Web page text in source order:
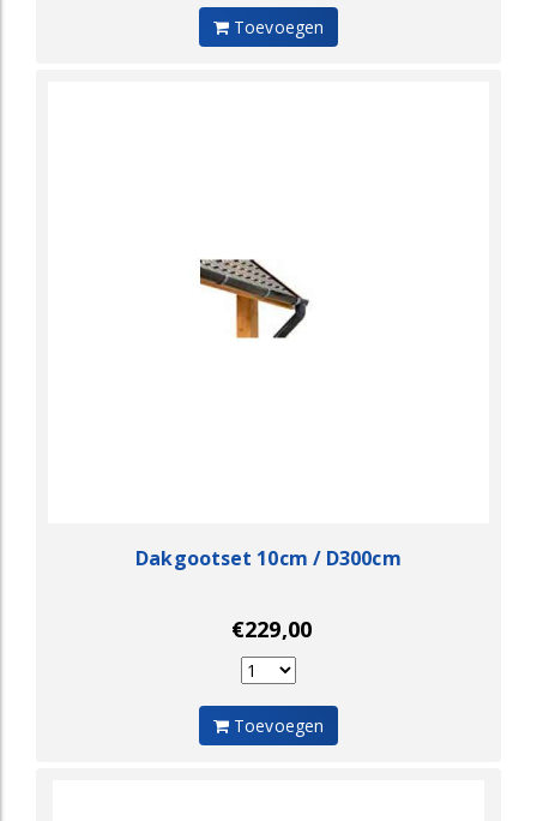
Toevoegen
Dakgootset 10cm / D300cm
€229,00
Toevoegen